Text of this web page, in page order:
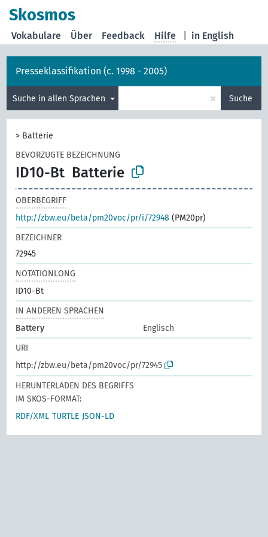
Skosmos
in English
Vokabulare Über Feedback Hilfe
Presseklassifikation (c. 1998 - 2005)
Suche in allen Sprachen × Suche
> Batterie
BEVORZUGTE BEZEICHNUNG
ID10-Bt Batterie
OBERBEGRIFF
http://zbw.eu/beta/pm20voc/pr/i/72948 (PM20pr)
BEZEICHNER
72945
NOTATIONLONG
ID10-Bt
IN ANDEREN SPRACHEN
Battery
Englisch
URI
http://zbw.eu/beta/pm20voc/pr/72945
HERUNTERLADEN DES BEGRIFFS
IM SKOS-FORMAT:
RDF/XML TURTLE JSON-LD